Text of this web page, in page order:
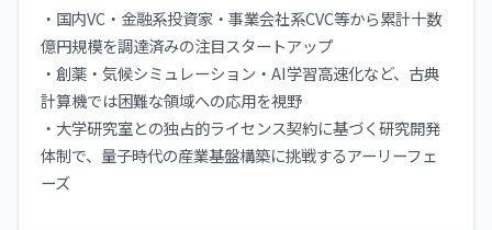
・国内VC・金融系投資家・事業会社系CVC等から累計十数
億円規模を調達済みの注目スタートアップ
・創薬・気候シミュレーション・AI学習高速化など、古典
計算機では困難な領域への応用を視野
・大学研究室との独占的ライセンス契約に基づく研究開発
体制で、量子時代の産業基盤構築に挑戦するアーリーフェ
ーズ